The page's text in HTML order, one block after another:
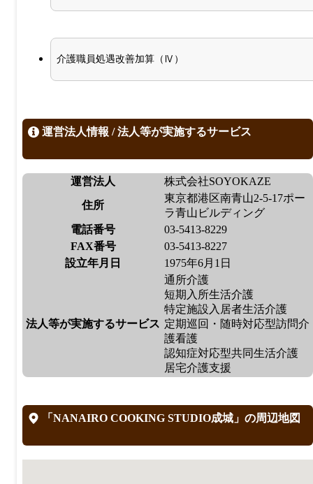
介護職員処遇改善加算（Ⅳ）
運営法人情報 / 法人等が実施するサービス
運営法人
株式会社SOYOKAZE
住所
東京都港区南青山2-5-17ポー
ラ青山ビルディング
電話番号
03-5413-8229
FAX番号
03-5413-8227
設立年月日
1975年6月1日
法人等が実施するサービス
通所介護
短期入所生活介護
特定施設入居者生活介護
定期巡回・随時対応型訪問介
護看護
認知症対応型共同生活介護
居宅介護支援
「NANAIRO COOKING STUDIO成城」の周辺地図